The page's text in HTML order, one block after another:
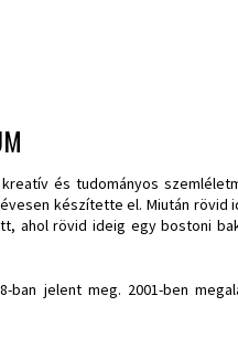
és tudományos
készítette el. Miután rövid
ahol rövid ideig egy bostoni
ban jelent meg. 2001-ben